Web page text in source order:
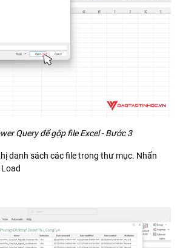
Query để gộp file Excel - Bước 3
danh sách các file trong thư mục. Nhấn
Load